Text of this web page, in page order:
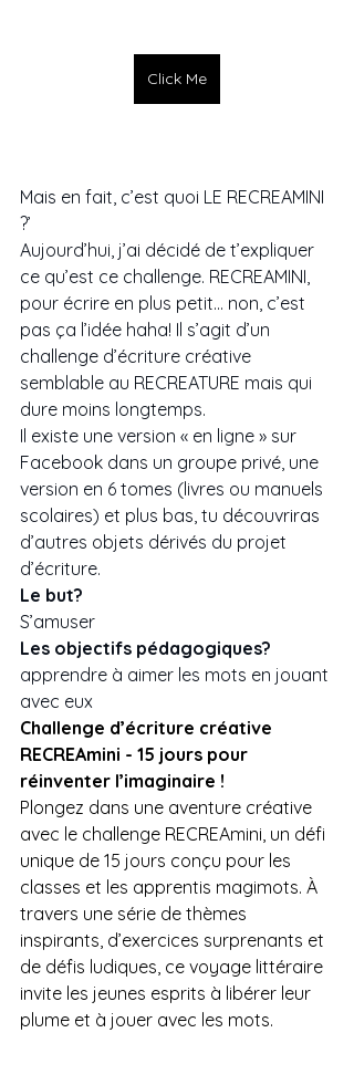
Click Me
Mais en fait, c’est quoi LE RECREAMINI
?’
Aujourd’hui, j’ai décidé de t’expliquer
ce qu’est ce challenge. RECREAMINI,
pour écrire en plus petit… non, c’est
pas ça l’idée haha! Il s’agit d’un
challenge d’écriture créative
semblable au RECREATURE mais qui
dure moins longtemps.
Il existe une version « en ligne » sur
Facebook dans un groupe privé, une
version en 6 tomes (livres ou manuels
scolaires) et plus bas, tu découvriras
d’autres objets dérivés du projet
d’écriture.
Le but?
S’amuser
Les objectifs pédagogiques?
apprendre à aimer les mots en jouant
avec eux
Challenge d’écriture créative
RECREAmini - 15 jours pour
réinventer l’imaginaire !
Plongez dans une aventure créative
avec le challenge RECREAmini, un défi
unique de 15 jours conçu pour les
classes et les apprentis magimots. À
travers une série de thèmes
inspirants, d’exercices surprenants et
de défis ludiques, ce voyage littéraire
invite les jeunes esprits à libérer leur
plume et à jouer avec les mots.